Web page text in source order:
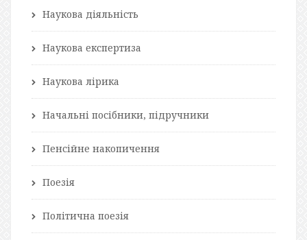
Наукова діяльність
Наукова експертиза
Наукова лірика
Начальні посібники, підручники
Пенсійне накопичення
Поезія
Політична поезія